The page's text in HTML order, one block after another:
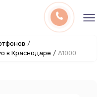
/
в Краснодаре / A1000